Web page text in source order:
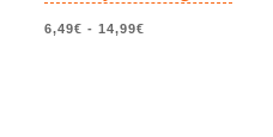
6,49€ - 14,99€